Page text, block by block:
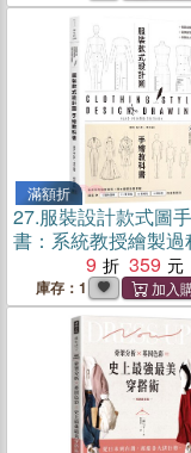
滿額折
27.服裝設計款式圖
書：系統教授繪製過
女童裝全面掌握
9 359
庫存：1